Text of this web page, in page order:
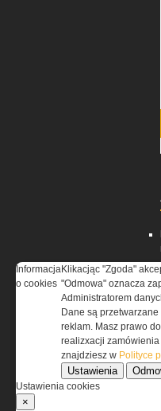
Informacja
o cookies
Klikacjąc "Zgoda"
"Odmowa" oznacza
Administratorem
Dane są
reklam. Masz prawo
realizxacji zamówienia
znajdziesz w Polityce
Ustawienia
Ustawienia cookies
×